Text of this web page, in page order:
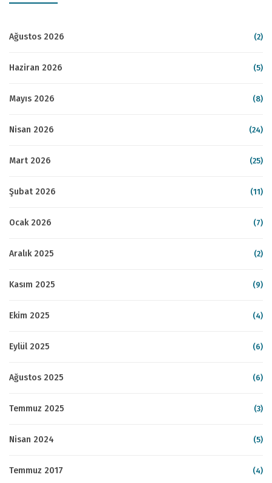
Ağustos 2026 (2)
Haziran 2026 (5)
Mayıs 2026 (8)
Nisan 2026 (24)
Mart 2026 (25)
Şubat 2026 (11)
Ocak 2026 (7)
Aralık 2025 (2)
Kasım 2025 (9)
Ekim 2025 (4)
Eylül 2025 (6)
Ağustos 2025 (6)
Temmuz 2025 (3)
Nisan 2024 (5)
Temmuz 2017 (4)